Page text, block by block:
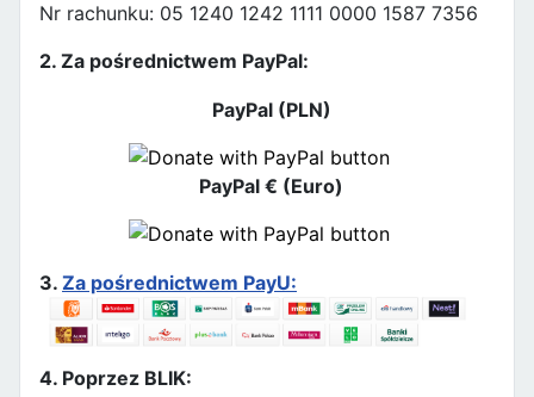
Nr rachunku: 05 1240 1242 1111 0000 1587 7356
2. Za pośrednictwem PayPal:
PayPal (PLN)
PayPal € (Euro)
3. Za pośrednictwem PayU:
4. Poprzez BLIK: